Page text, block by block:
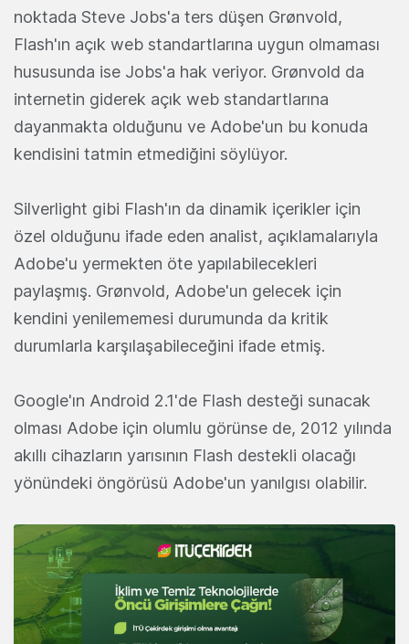
noktada Steve Jobs'a ters düşen Grønvold,
Flash'ın açık web standartlarına uygun olmaması
hususunda ise Jobs'a hak veriyor. Grønvold da
internetin giderek açık web standartlarına
dayanmakta olduğunu ve Adobe'un bu konuda
kendisini tatmin etmediğini söylüyor.
Silverlight gibi Flash'ın da dinamik içerikler için
özel olduğunu ifade eden analist, açıklamalarıyla
Adobe'u yermekten öte yapılabilecekleri
paylaşmış. Grønvold, Adobe'un gelecek için
kendini yenilememesi durumunda da kritik
durumlarla karşılaşabileceğini ifade etmiş.
Google'ın Android 2.1'de Flash desteği sunacak
olması Adobe için olumlu görünse de, 2012 yılında
akıllı cihazların yarısının Flash destekli olacağı
yönündeki öngörüsü Adobe'un yanılgısı olabilir.